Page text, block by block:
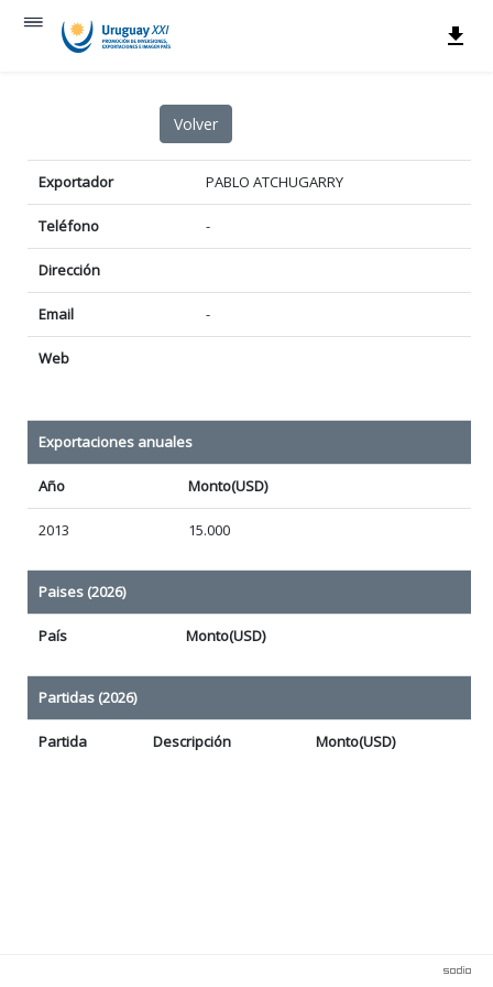
Exportador PABLO ATCHUGARRY
Teléfono -
Dirección
Email -
Web
Exportaciones anuales
Año Monto(USD)
2013 15.000
Paises (2026)
País Monto(USD)
Partidas (2026)
Partida Descripción Monto(USD)